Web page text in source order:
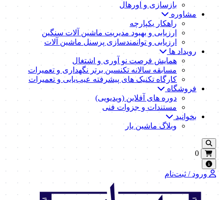
بازسازی و اورهال
مشاوره
راهکار یکپارچه
ارزیابی و بهبود مدیریت ماشین آلات سنگین
ارزیابی و توانمندسازی پرسنل ماشین آلات
رویداد ها
همایش فرصت نو آوری و اشتغال
مسابقه سالانه تکنسین برتر نگهداری و تعمیرات
کارگاه تکنیک‌ های پیشرفته عیب‌یابی و تعمیرات
فروشگاه
دوره های آفلاین (ویدیویی)
مستندات و جزوات فنی
بخوانید
وبلاگ ماشین یار
0
ورود / ثبت‌نام